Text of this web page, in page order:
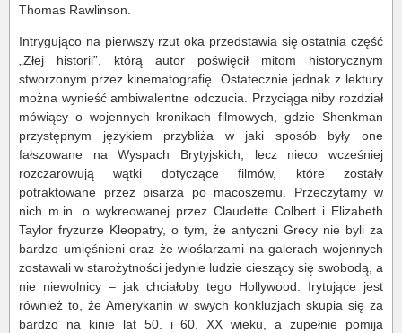
Thomas Rawlinson.
Intrygująco na pierwszy rzut oka przedstawia się ostatnia część
„Złej historii”, którą autor poświęcił mitom historycznym
stworzonym przez kinematografię. Ostatecznie jednak z lektury
można wynieść ambiwalentne odczucia. Przyciąga niby rozdział
mówiący o wojennych kronikach filmowych, gdzie Shenkman
przystępnym językiem przybliża w jaki sposób były one
fałszowane na Wyspach Brytyjskich, lecz nieco wcześniej
rozczarowują wątki dotyczące filmów, które zostały
potraktowane przez pisarza po macoszemu. Przeczytamy w
nich m.in. o wykreowanej przez Claudette Colbert i Elizabeth
Taylor fryzurze Kleopatry, o tym, że antyczni Grecy nie byli za
bardzo umięśnieni oraz że wioślarzami na galerach wojennych
zostawali w starożytności jedynie ludzie cieszący się swobodą, a
nie niewolnicy – jak chciałoby tego Hollywood. Irytujące jest
również to, że Amerykanin w swych konkluzjach skupia się za
bardzo na kinie lat 50. i 60. XX wieku, a zupełnie pomija